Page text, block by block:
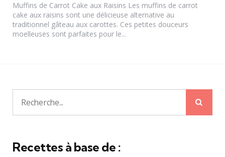
Muffins de Carrot Cake aux Raisins Les muffins de carrot
cake aux raisins sont une délicieuse alternative au
traditionnel gâteau aux carottes. Ces petites douceurs
moelleuses sont parfaites pour le...
Recherche
pour:
Recettes à base de :